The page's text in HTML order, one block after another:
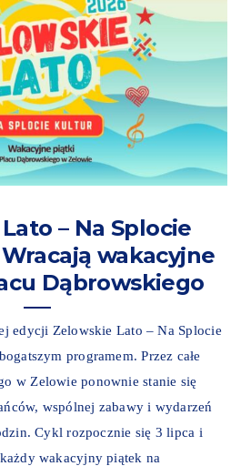
– Na Splocie
wakacyjne
Dąbrowskiego
edycji Zelowskie Lato – Na Splocie
programem. Przez całe
w Zelowie ponownie stanie się
wspólnej zabawy i wydarzeń
Cykl rozpocznie się 3 lipca i
wakacyjny piątek na